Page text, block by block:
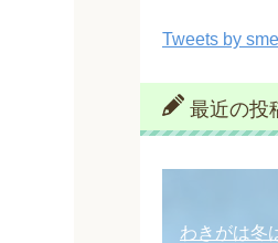
Tweets by
最近の投
わきがは冬